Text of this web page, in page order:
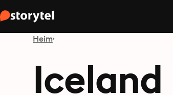
Heim